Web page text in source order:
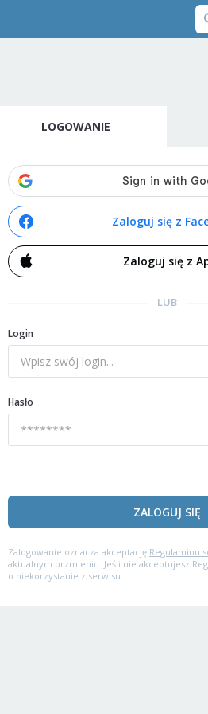
LOGOWANIE
Zaloguj się z
Zaloguj się z
LUB
Login
Hasło
ZALOGUJ SIĘ
Zalogowanie oznacza akceptację Regulaminu
aktualnym brzmieniu. Jeśli nie akceptujesz
o niekorzystanie z serwisu.